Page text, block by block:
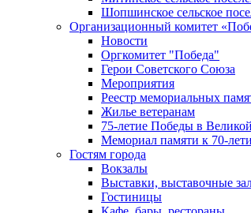
Шопшинское сельское
Организационный комитет
Новости
Оргкомитет "Победа"
Герои Советского Союза
Мероприятия
Реестр мемориальных
Жилье ветеранам
75-летие Победы в
Мемориал памяти к 70-
Гостям города
Вокзалы
Выставки, выставочные
Гостиницы